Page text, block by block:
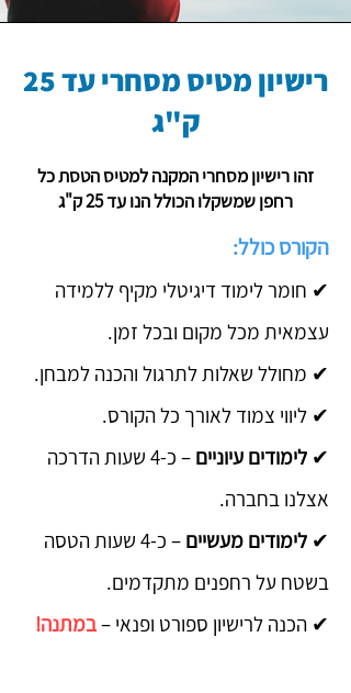
רישיון מטיס מסחרי עד 25
ק"ג
זהו רישיון מסחרי המקנה למטיס הטסת כל
רחפן שמשקלו הכולל הנו עד 25 ק"ג
הקורס כולל:
✔ חומר לימוד דיגיטלי מקיף ללמידה
עצמאית מכל מקום ובכל זמן.
✔ מחולל שאלות לתרגול והכנה למבחן.
✔ ליווי צמוד לאורך כל הקורס.
✔ לימודים עיוניים
– כ-4 שעות הדרכה
אצלנו בחברה.
✔ לימודים מעשיים
– כ-4 שעות הטסה
בשטח על רחפנים מתקדמים.
✔ הכנה לרישיון ספורט ופנאי –במתנה!